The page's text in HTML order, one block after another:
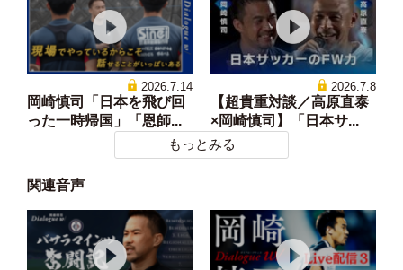
2026.7.14
岡崎慎司「日本を飛び回
った一時帰国」「恩師...
2026.7.8
【超貴重対談／高原直泰
×岡崎慎司】「日本サ...
もっとみる
関連音声